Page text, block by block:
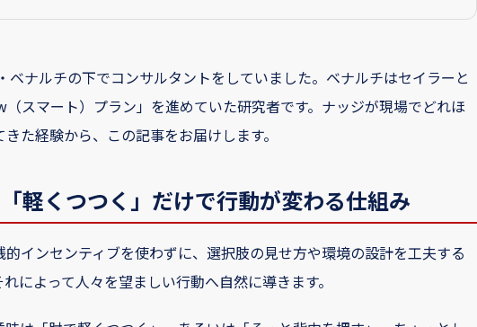
ベナルチの下でコンサルタントをしていました。ベナルチはセイラーと
スマート）プラン」を進めていた研究者です。ナッジが現場でどれほ
た経験から、この記事をお届けします。
軽くつつく」だけで行動が変わる仕組み
インセンティブを使わずに、選択肢の見せ方や環境の設計を工夫する
によって人々を望ましい行動へ自然に導きます。